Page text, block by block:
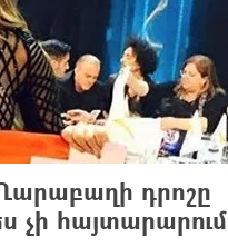
դրոշը
չի հայտարարում